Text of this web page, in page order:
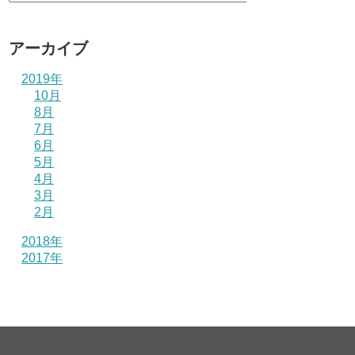
アーカイブ
2019年
10月
8月
7月
6月
5月
4月
3月
2月
2018年
2017年